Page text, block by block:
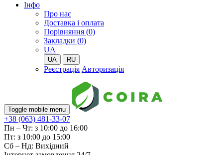
Iнфо
Про нас
Доставка і оплата
Порівняння (0)
Закладки (0)
UA
UA RU
Реєстрація Авторизація
Toggle mobile menu
+38 (063) 481-33-07
Пн – Чт: з 10:00 до 16:00
Пт: з 10:00 до 15:00
Сб – Нд: Вихідний